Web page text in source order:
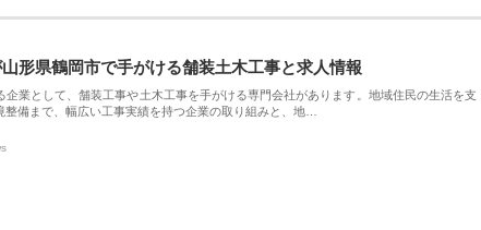
形県鶴岡市で手がける舗装土木工事と求人情報
業として、舗装工事や土木工事を手がける専門会社があります。地域住民の生活を支
備まで、幅広い工事実績を持つ企業の取り組みと、地…